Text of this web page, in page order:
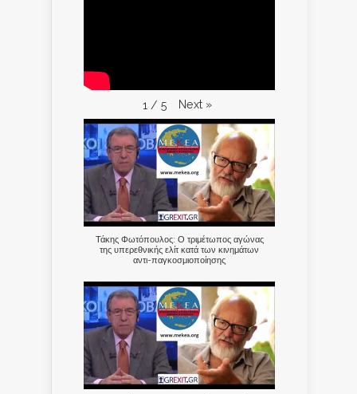
1 / 5 Next »
Τάκης Φωτόπουλος: Ο τριμέτωπος αγώνας
της υπερεθνικής ελίτ κατά των κινημάτων
αντι-παγκοσμιοποίησης